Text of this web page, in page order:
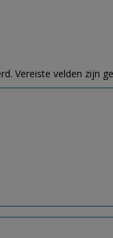
Vereiste velden zijn